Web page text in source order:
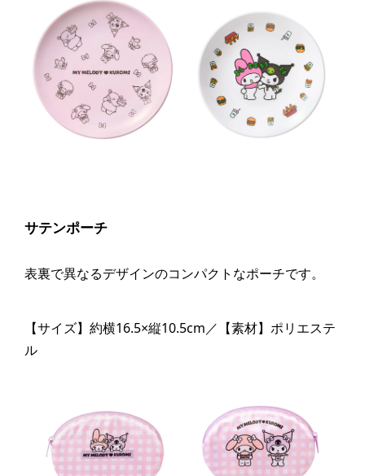
サテンポーチ
表裏で異なるデザインのコンパクトなポーチです。
【サイズ】約横16.5×縦10.5cm／【素材】ポリエステ
ル